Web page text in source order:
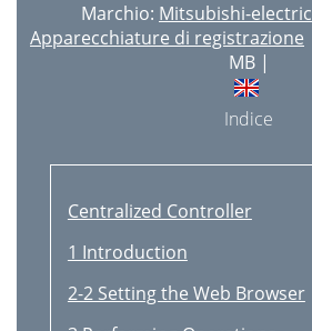
Marchio: Mitsubishi-electric
Apparecchiature di registrazione
MB |
Indice
Centralized Controller
1 Introduction
2-2 Setting the Web Browser